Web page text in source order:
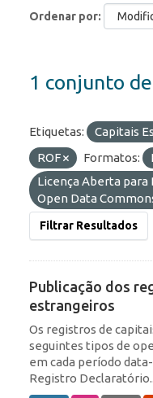
Ordenar por
1 conjunto
Etiquetas: Capitais
ROF
Formatos:
Licença Aberta para
Open Data
Filtrar Resultados
Publicação dos
estrangeiros
Os registros de
seguintes tipos de
em cada período
Registro